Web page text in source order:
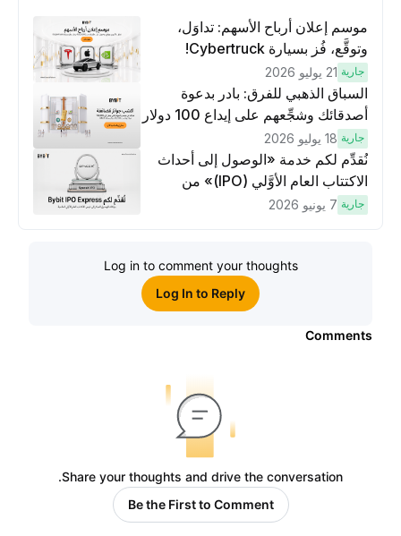
موسم إعلان أرباح الأسهم: تداوَل،
وتوقَّع، فُز بسيارة Cybertruck!
جارية 21 يوليو 2026
السباق الذهبي للفرق: بادر بدعوة
أصدقائك وشجِّعهم على إيداع 100 دولار
لكسَب مكافآت مُضاعَفة
جارية 18 يوليو 2026
نُقدِّم لكم خدمة «الوصول إلى أحداث
الاكتتاب العام الأوَّلي (IPO)» من
Bybit، بوابتك للوصول المبكر إلى فرص
جارية 7 يونيو 2026
Log in to comment your thoughts
Log In to Reply
Comments
Share your thoughts and drive the conversation.
Be the First to Comment